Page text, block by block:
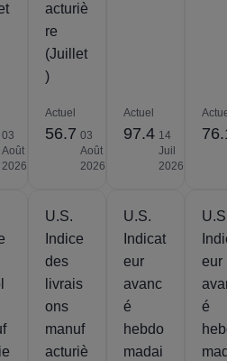
03
Août
2026
acturiè
re
(Juillet
)
Actuel
56.7 03
Août
2026
Actuel
97.4 14
Juil
2026
U.S.
Indice
des
livrais
ons
manuf
acturiè
U.S.
Indicat
eur
avanc
é
hebdo
madai
eur
é